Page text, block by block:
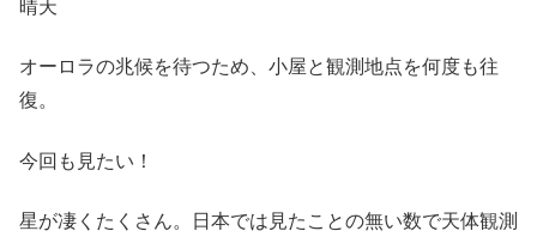
晴天
オーロラの兆候を待つため、小屋と観測地点を何度も往
復。
今回も見たい！
星が凄くたくさん。日本では見たことの無い数で天体観測